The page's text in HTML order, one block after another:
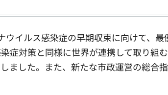
イルス感染症の早期収束に向けて、最
症対策と同様に世界が連携して取り組
ました。また、新たな市政運営の総合